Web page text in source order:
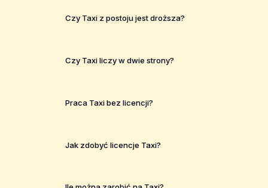
Czy Taxi z postoju jest droższa?
Czy Taxi liczy w dwie strony?
Praca Taxi bez licencji?
Jak zdobyć licencje Taxi?